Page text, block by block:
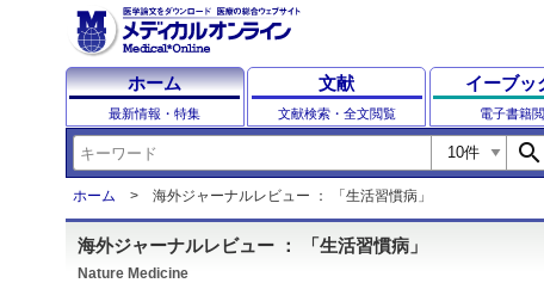
ホーム
最新情報・特集
文献
文献検索・全文閲覧
イーブッ
電子書籍
search
ホーム 海外ジャーナルレビュー ： 「生活習慣病」
海外ジャーナルレビュー ： 「生活習慣病」
Nature Medicine